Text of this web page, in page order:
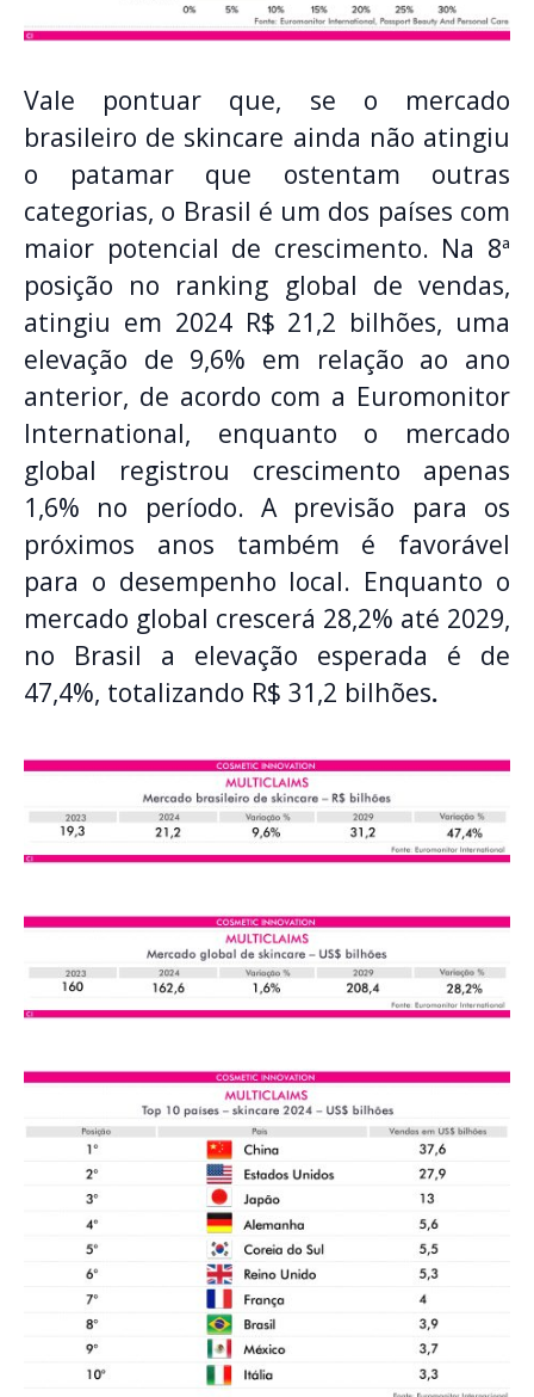
Vale pontuar que, se o mercado
brasileiro de skincare ainda não atingiu
o patamar que ostentam outras
categorias, o Brasil é um dos países com
maior potencial de crescimento. Na 8ª
posição no ranking global de vendas,
atingiu em 2024 R$ 21,2 bilhões, uma
elevação de 9,6% em relação ao ano
anterior, de acordo com a Euromonitor
International, enquanto o mercado
global registrou crescimento apenas
1,6% no período. A previsão para os
próximos anos também é favorável
para o desempenho local. Enquanto o
mercado global crescerá 28,2% até 2029,
no Brasil a elevação esperada é de
47,4%, totalizando R$ 31,2 bilhões.